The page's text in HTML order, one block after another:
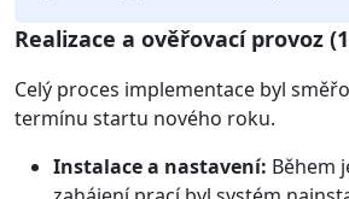
Realizace a ověřovací provoz
Celý proces implementace byl
termínu startu nového roku.
Instalace a nastavení: Během